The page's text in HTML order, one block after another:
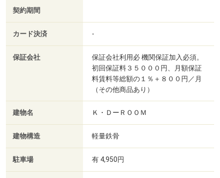
契約期間
カード決済 -
保証会社
保証会社利用必 機関保証加入必須。
初回保証料３５０００円、月額保証
料賃料等総額の１％＋８００円／月
（その他商品あり）
建物名 Ｋ・ＤーＲＯＯＭ
建物構造 軽量鉄骨
駐車場 有 4,950円